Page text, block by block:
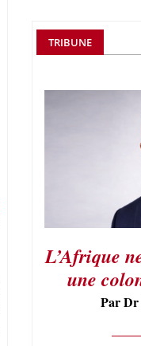
TRIBUNE
L’Afrique
une
Par